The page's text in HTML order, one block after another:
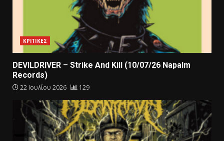
ΚΡΙΤΙΚΕΣ
DEVILDRIVER – Strike And Kill (10/07/26 Napalm
Records)
22 Ιουλίου 2026 129